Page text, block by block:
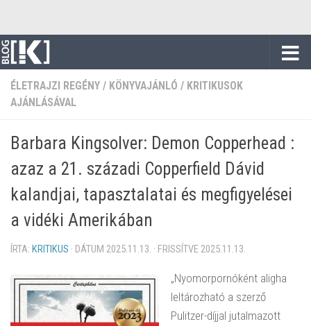
ÉLETRAJZI REGÉNY / KÖNYVAJÁNLÓ / KRITIKUSOK
AJÁNLÁSÁVAL
Barbara Kingsolver: Demon Copperhead :
azaz a 21. századi Copperfield Dávid
kalandjai, tapasztalatai és megfigyelései
a vidéki Amerikában
ÍRTA: KRITIKUS · DÁTUM 2025.11.13. · FRISSÍTVE 2025.11.13.
„Nyomorpornóként aligha
leltározható a szerző
Pulitzer-díjjal jutalmazott